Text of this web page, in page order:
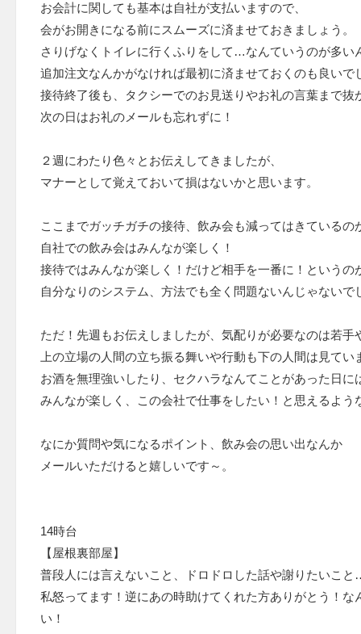
お会計に関しても基本は自社が支払いますので、
会がお開きになる前にスムーズに済ませておきましょう。
さりげなくトイレに行くふりをして…なんていうのが多い
追加注文なんかがなければ最初に済ませておくのも良いで
接待終了後も、タクシーでのお見送りやお礼の言葉まで抜
次の日はお礼のメールも忘れずに！
２週にわたり色々とお伝えしてきましたが、
マナーとして覚えておいて損はないかと思います。
ここまでガッチガチの接待、飲み会も減ってはきているの
自社での飲み会はみんなが楽しく！
接待ではみんなが楽しく！だけど相手を一番に！というの
自分なりのシステム、方法でも全く問題ないんじゃないで
ただ！先週もお伝えしましたが、気配りが必要なのは若手
上の立場の人間の立ち振る舞いや行動も下の人間は見て
お酒を無理強いしたり、セクハラなんてことがあった日
みんなが楽しく、この会社で仕事をしたい！と思えるよう
なにか質問や気になるポイント、飲み会の思い出なんか
メールいただけると嬉しいです～。
14時台
【屋根裏部屋】
普段人には言えないこと、ドロドロした話や謝りたいこ
私怒ってます！逆にあの時助けてくれた方ありがとう！な
い！